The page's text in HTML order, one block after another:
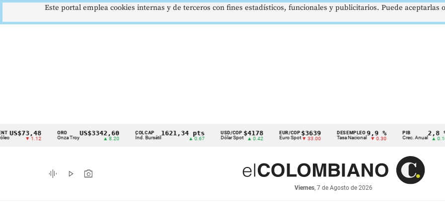
Cintillo
indicadores
económicos
▼ 1.12
ORO
Onza Troy
US$3342,60 COLCAP
Índ. Bursátil
1621,34 pts USD/COP
Dólar Spot
$4178
▲ 0.42
EUR/COP
Euro Spot
$3639
▼ 33.00
DESEMPLEO
Tasa Nacional
9,9 %
▼ 0.30
PIB
Crec. Anual
2,8 %
▲ 0.10
graphic_eq play_arrow photo_camera
Viernes, 7 de Agosto de 2026
Este portal emplea cookies internas y de terceros con fines estadísticos, funcionales y publicitarios. Puede aceptarlas